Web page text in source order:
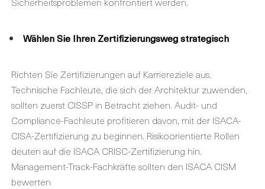
Wählen Sie Ihren Zertifizierungsweg strategisch
Richten Sie Zertifizierungen auf Karriereziele aus.
Technische Fachleute, die sich der Architektur zuwenden,
sollten zuerst CISSP in Betracht ziehen. Audit- und
Compliance-Fachleute profitieren davon, mit der ISACA-
CISA-Zertifizierung zu beginnen. Risikoorientierte Rollen
deuten auf die ISACA CRISC-Zertifizierung hin.
Management-Track-Fachkräfte sollten den ISACA CISM
bewerten